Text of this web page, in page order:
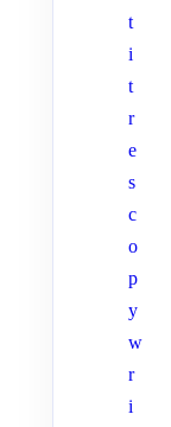
t
i
t
r
e
s
c
o
p
y
w
r
i